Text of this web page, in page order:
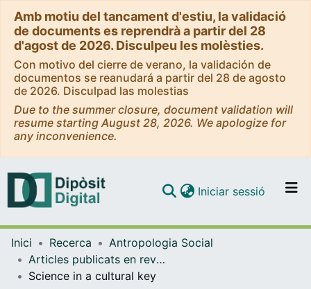
Amb motiu del tancament d'estiu, la validació
de documents es reprendrà a partir del 28
d'agost de 2026. Disculpeu les molèsties.
Con motivo del cierre de verano, la validación de
documentos se reanudará a partir del 28 de agosto
de 2026. Disculpad las molestias
Due to the summer closure, document validation will
resume starting August 28, 2026. We apologize for
any inconvenience.
Navega per tot el DD
Iniciar sessió (current)
Inici Recerca
Antropologia Social
Articles publicats en revistes (Antropologia Social)
Science in a cultural key